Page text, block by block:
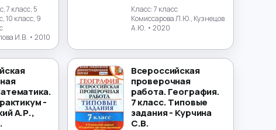
7 класс, 5
10 класс, 9
И.В. • 2010
Класс:7 класс
Комиссарова Л.Ю., Кузнецов
А.Ю. • 2020
-
А.Р.,
Всероссийская
проверочная
работа. География.
7 класс. Типовые
задания - Курчина
С.В.